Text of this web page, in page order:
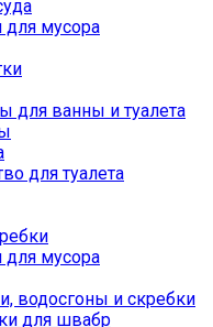
мусора
для ванны и туалета
для туалета
мусора
водосгоны и скребки
для швабр